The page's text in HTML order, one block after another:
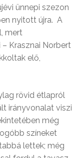
ünnepi szezon
nyitott újra. A
mert
Krasznai Norbert
elő,
rövid étlapról
irányvonalat viszi
még
színeket
lettek; még